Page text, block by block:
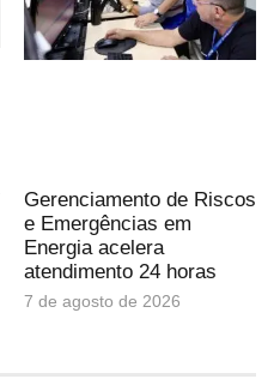
Gerenciamento de Riscos
e Emergências em
Energia acelera
atendimento 24 horas
7 de agosto de 2026